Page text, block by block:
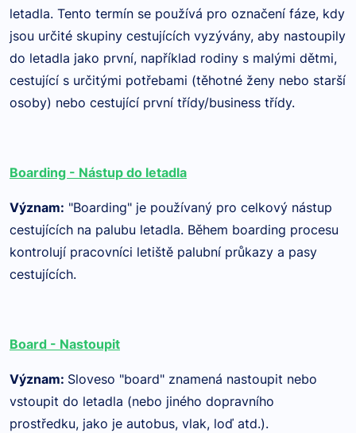
letadla. Tento termín se používá pro označení fáze, kdy
jsou určité skupiny cestujících vyzývány, aby nastoupily
do letadla jako první, například rodiny s malými dětmi,
cestující s určitými potřebami (těhotné ženy nebo starší
osoby) nebo cestující první třídy/business třídy.
Boarding - Nástup do letadla
Význam: "Boarding" je používaný pro celkový nástup
cestujících na palubu letadla. Během boarding procesu
kontrolují pracovníci letiště palubní průkazy a pasy
cestujících.
Board - Nastoupit
Význam: Sloveso "board" znamená nastoupit nebo
vstoupit do letadla (nebo jiného dopravního
prostředku, jako je autobus, vlak, loď atd.).